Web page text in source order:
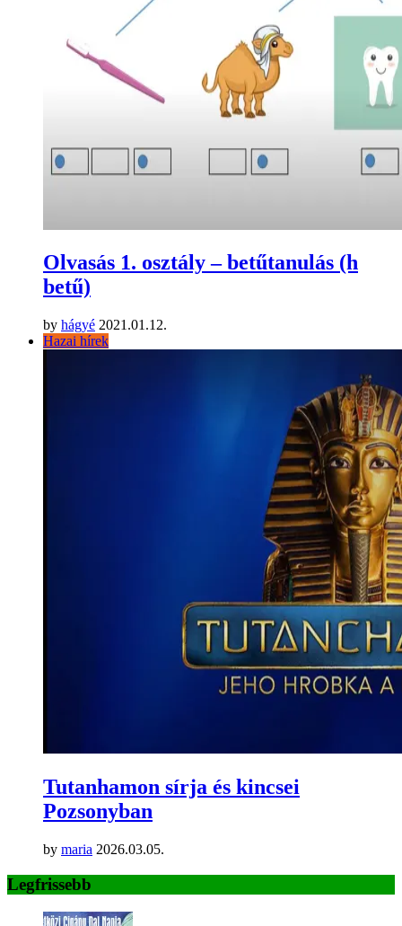
Olvasás 1. osztály – betűtanulás (h
betű)
by hágyé 2021.01.12.
Hazai hírek
Tutanhamon sírja és kincsei
Pozsonyban
by maria 2026.03.05.
Legfrissebb